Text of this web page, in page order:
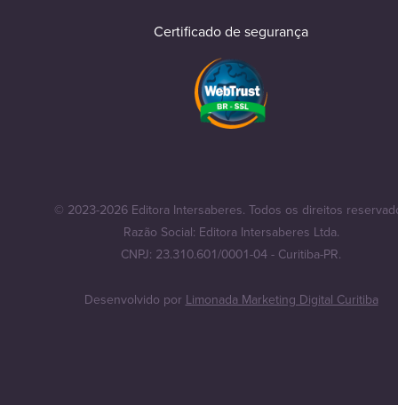
Certificado de segurança
© 2023-2026 Editora Intersaberes. Todos os direitos
Razão Social: Editora Intersaberes Ltda.
CNPJ: 23.310.601/0001-04 - Curitiba-PR.
Desenvolvido por Limonada Marketing Digital Curitiba